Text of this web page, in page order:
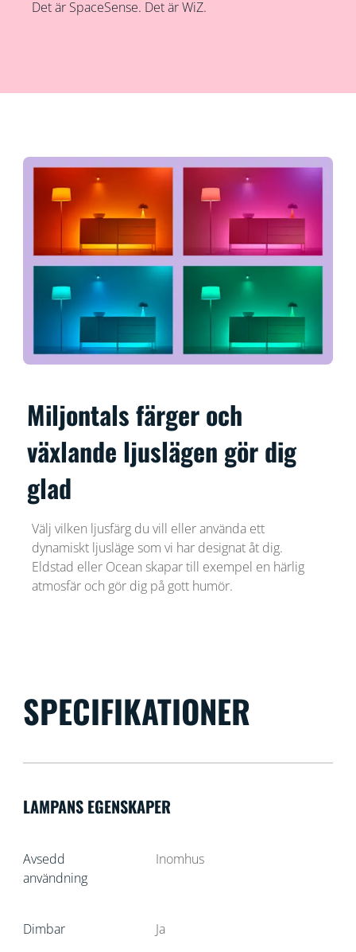
Det är SpaceSense. Det är WiZ.
Miljontals färger och
växlande ljuslägen gör dig
glad
Välj vilken ljusfärg du vill eller använda ett
dynamiskt ljusläge som vi har designat åt dig.
Eldstad eller Ocean skapar till exempel en härlig
atmosfär och gör dig på gott humör.
SPECIFIKATIONER
LAMPANS EGENSKAPER
Avsedd
användning
Inomhus
Dimbar Ja